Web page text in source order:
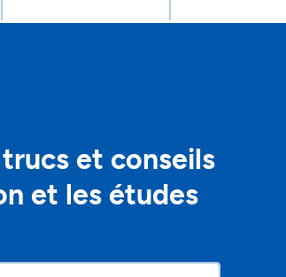
et conseils
et les études